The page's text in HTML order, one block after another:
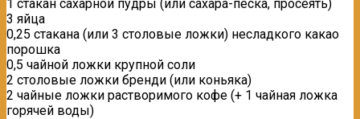
1 стакан сахарной пудры (или сахара-песка, просеять)
3 яйца
0,25 стакана (или 3 столовые ложки) несладкого какао
порошка
0,5 чайной ложки крупной соли
2 столовые ложки бренди (или коньяка)
2 чайные ложки растворимого кофе (+ 1 чайная ложка
горячей воды)